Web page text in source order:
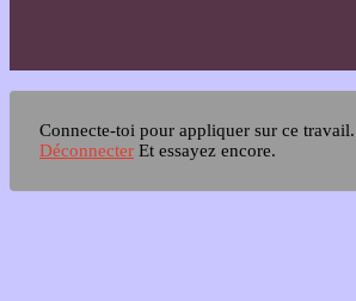
Connecte-toi pour appliquer sur ce travail.
Déconnecter Et essayez encore.